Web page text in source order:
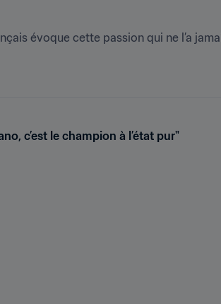
évoque cette passion qui ne l’a
c’est le champion à l’état pur"